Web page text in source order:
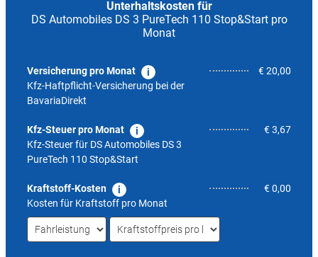
Unterhaltskosten für
DS Automobiles DS 3 PureTech 110 Stop&Start pro
Monat
Versicherung pro Monat
Kfz-Haftpflicht-Versicherung bei der
BavariaDirekt
€ 20,00
Kfz-Steuer pro Monat
Kfz-Steuer für DS Automobiles DS 3
PureTech 110 Stop&Start
€ 3,67
Kraftstoff-Kosten
Kosten für Kraftstoff pro Monat
€ 0,00